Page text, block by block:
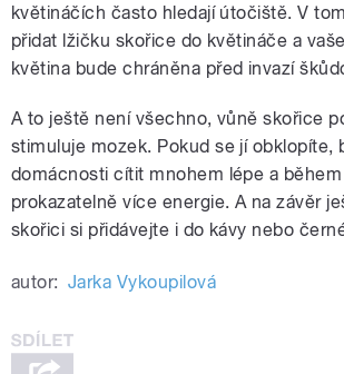
květináčích často hledají útočiště. V
přidat lžičku skořice do květináče a
květina bude chráněna před invazí
A to ještě není všechno, vůně skořice
stimuluje mozek. Pokud se jí obklopíte,
domácnosti cítit mnohem lépe a
prokazatelně více energie. A na závěr
skořici si přidávejte i do kávy nebo
autor: Jarka Vykoupilová